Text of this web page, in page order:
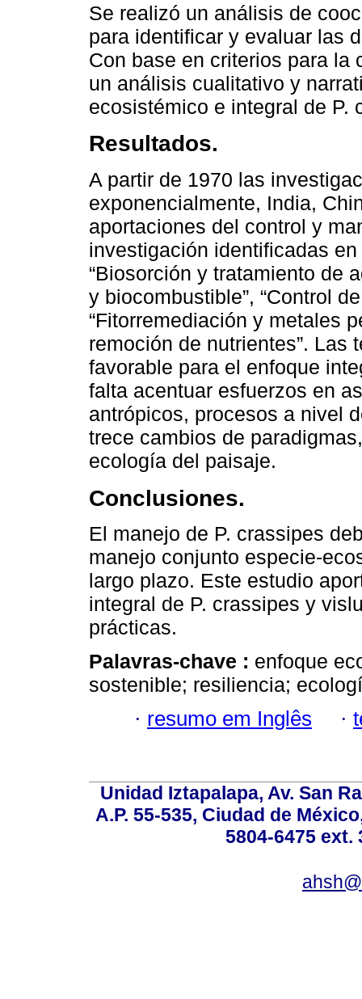
Se realizó un análisis de
para identificar y evaluar las
Con base en criterios para la
un análisis cualitativo y
ecosistémico e integral de P.
Resultados.
A partir de 1970 las
exponencialmente, India,
aportaciones del control y
investigación identificadas
“Biosorción y tratamiento de
y biocombustible”, “Control
“Fitorremediación y metales
remoción de nutrientes”. Las
favorable para el enfoque
falta acentuar esfuerzos en
antrópicos, procesos a nivel
trece cambios de
ecología del paisaje.
Conclusiones.
El manejo de P. crassipes
manejo conjunto especie-
largo plazo. Este estudio
integral de P. crassipes y
prácticas.
Palavras-chave : enfoque
sostenible; resiliencia;
· resumo em Inglês ·
Unidad Iztapalapa, Av. San
A.P. 55-535, Ciudad de
5804-6475 ext.